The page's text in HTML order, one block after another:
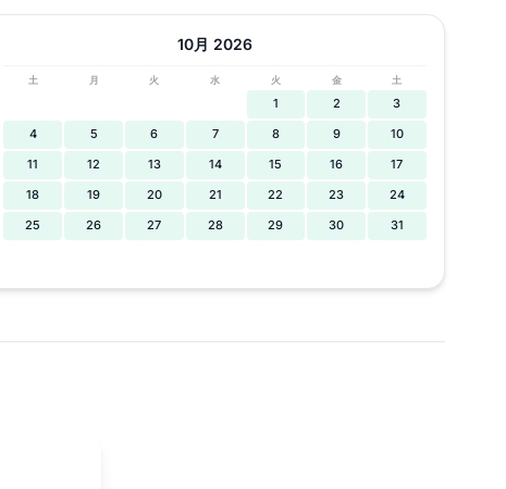
10月 2026
土 月 火 水 火 金 土
1 2
3
4
5 6 7 8 9
10
11
12 13 14 15 16
17
18
19 20 21 22 23
24
25
26 27 28 29 30 31